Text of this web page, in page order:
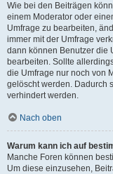
Wie bei den Beiträgen
einem Moderator oder
Umfrage zu bearbeiten,
immer mit der Umfrage
dann können Benutzer die
bearbeiten. Sollte
die Umfrage nur noch von
gelöscht werden. Dadurch
verhindert werden.
Nach oben
Warum kann ich auf
Manche Foren können
Um diese einzusehen,